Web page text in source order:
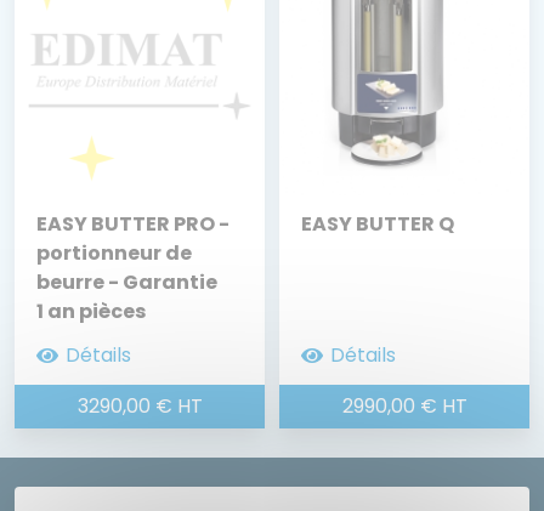
EASY BUTTER :
L'HYGIÈNE
BOUTIQUE EN
EASY BUTTER PRO -
portionneur de
beurre - Garantie
1 an pièces
Détails
3290,00 € HT
EASY BUTTER Q
Détails
2990,00 € HT